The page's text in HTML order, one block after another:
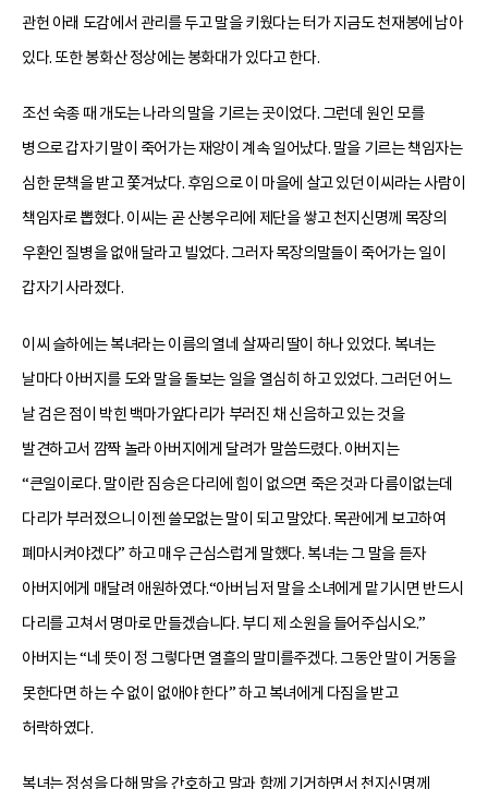
관헌 아래 도감에서 관리를 두고 말을 키웠다는 터가 지금도 천재봉에 남아
있다. 또한 봉화산 정상에는 봉화대가 있다고 한다.
조선 숙종 때 개도는 나라의 말을 기르는 곳이었다. 그런데 원인 모를
병으로 갑자기 말이 죽어가는 재앙이 계속 일어났다. 말을 기르는 책임자는
심한 문책을 받고 쫓겨났다. 후임으로 이 마을에 살고 있던 이씨라는 사람이
책임자로 뽑혔다. 이씨는 곧 산봉우리에 제단을 쌓고 천지신명께 목장의
우환인 질병을 없애 달라고 빌었다. 그러자 목장의말들이 죽어가는 일이
갑자기 사라졌다.
이씨 슬하에는 복녀라는 이름의 열네 살짜리 딸이 하나 있었다. 복녀는
날마다 아버지를 도와 말을 돌보는 일을 열심히 하고 있었다. 그러던 어느
날 검은 점이 박힌 백마가앞다리가 부러진 채 신음하고 있는 것을
발견하고서 깜짝 놀라 아버지에게 달려가 말씀드렸다. 아버지는
“큰일이로다. 말이란 짐승은 다리에 힘이 없으면 죽은 것과 다름이없는데
다리가 부러졌으니 이젠 쓸모없는 말이 되고 말았다. 목관에게 보고하여
폐마시켜야겠다” 하고 매우 근심스럽게 말했다. 복녀는 그 말을 듣자
아버지에게 매달려 애원하였다.“아버님 저 말을 소녀에게 맡기시면 반드시
다리를 고쳐서 명마로 만들겠습니다. 부디 제 소원을 들어주십시오.”
아버지는 “네 뜻이 정 그렇다면 열흘의 말미를주겠다. 그동안 말이 거동을
못한다면 하는 수 없이 없애야 한다” 하고 복녀에게 다짐을 받고
허락하였다.
복녀는 정성을 다해 말을 간호하고 말과 함께 기거하면서 천지신명께